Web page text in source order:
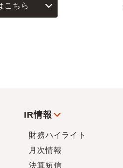
こちら
IR情報
財務ハイライト
月次情報
決算短信